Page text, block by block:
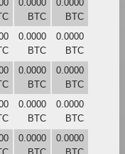
0.0000
BTC
0.0000
BTC
0.0000
BTC
0.0000
BTC
0.0000
BTC
0.0000
BTC
0.0000
BTC
0.0000
BTC
0.0000
0.0000